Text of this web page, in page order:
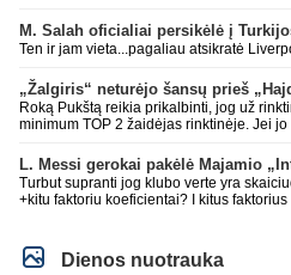
laurynas ikalbins
Ten ir jam vieta...pagaliau atsikratė
„Žalgiris“ neturėjo šansų prieš
Roką Pukštą reikia prikalbinti, jog už
minimum TOP 2 žaidėjas rinktinėje. Jei jo
Turbut supranti jog klubo verte yra
+kitu faktoriu koeficientai? I kitus
milzinisko klubo vertes suoli siemet. Be
on-point, jeigu jau musu mylimas D.
Dienos nuotrauka